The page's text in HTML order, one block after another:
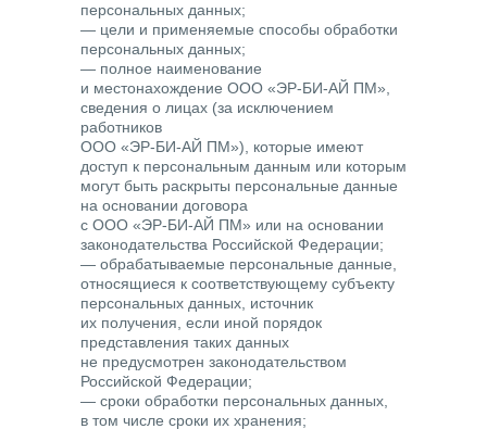
персональных данных;
— цели и применяемые способы обработки
персональных данных;
— полное наименование
и местонахождение ООО «ЭР-БИ-АЙ ПМ»,
сведения о лицах (за исключением
работников
ООО «ЭР-БИ-АЙ ПМ»), которые имеют
доступ к персональным данным или которым
могут быть раскрыты персональные данные
на основании договора
с ООО «ЭР-БИ-АЙ ПМ» или на основании
законодательства Российской Федерации;
— обрабатываемые персональные данные,
относящиеся к соответствующему субъекту
персональных данных, источник
их получения, если иной порядок
представления таких данных
не предусмотрен законодательством
Российской Федерации;
— сроки обработки персональных данных,
в том числе сроки их хранения;